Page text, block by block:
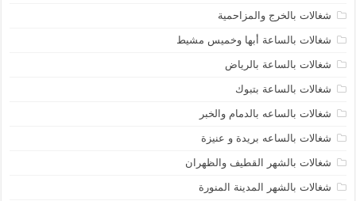
شغالات بالخرج والمزاحمية
شغالات بالساعة أبها وخميس مشيط
شغالات بالساعة بالرياض
شغالات بالساعة بتبوك
شغالات بالساعه بالدمام والخبر
شغالات بالساعه بريدة و عنيزة
شغالات بالشهر القطيف والظهران
شغالات بالشهر المدينة المنورة